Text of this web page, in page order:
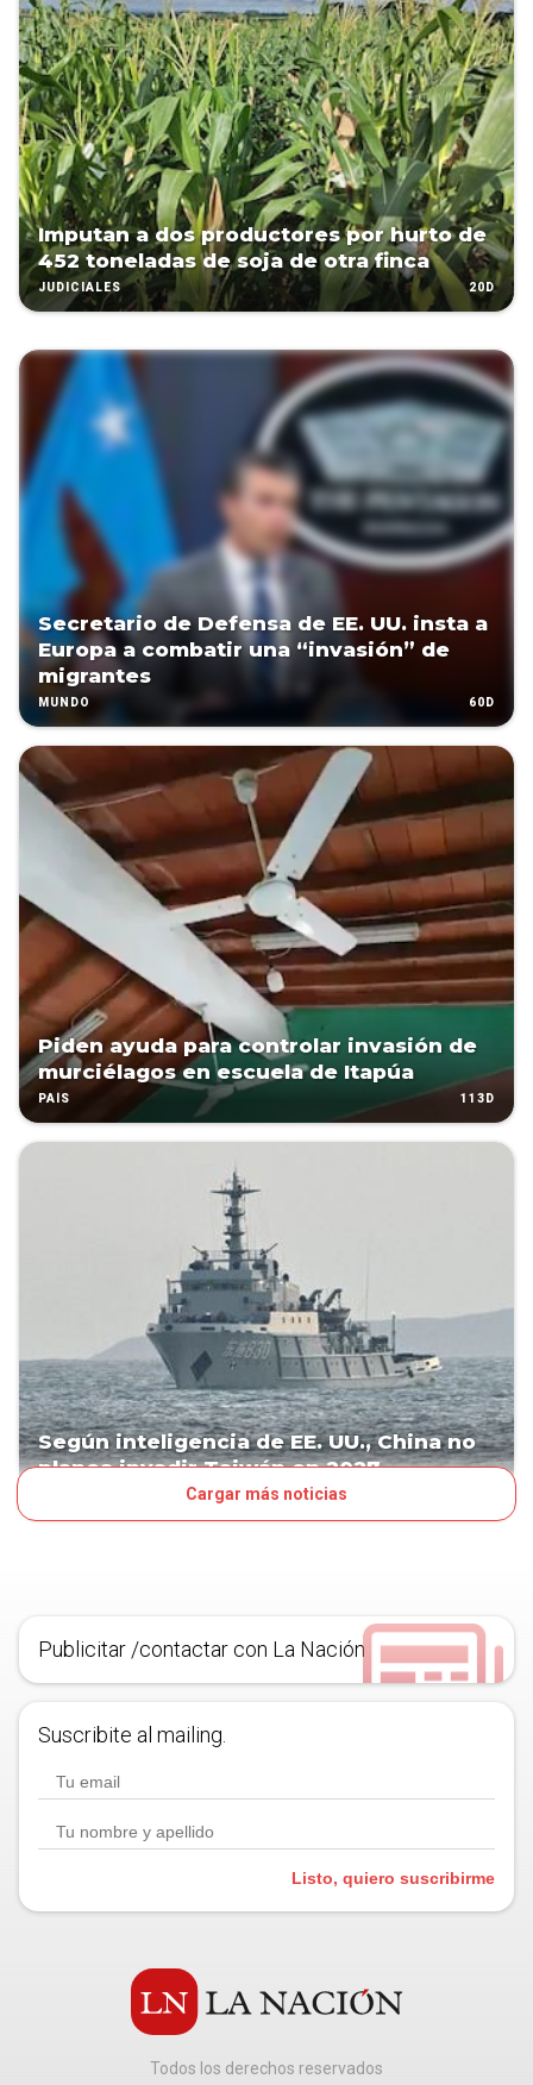
Imputan a dos productores por hurto de
452 toneladas de soja de otra finca
JUDICIALES 20D
Secretario de Defensa de EE. UU. insta a
Europa a combatir una “invasión” de
migrantes
MUNDO 60D
Piden ayuda para controlar invasión de
murciélagos en escuela de Itapúa
PAÍS 113D
Según inteligencia de EE. UU., China no
planea invadir Taiwán en 2027
Cargar más noticias
Publicitar /contactar con La Nación
Suscribite al mailing.
Listo, quiero suscribirme
Todos los derechos reservados